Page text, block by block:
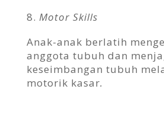
Motor Skills
Anak-anak berlatih
anggota tubuh dan
keseimbangan tubuh
motorik kasar.